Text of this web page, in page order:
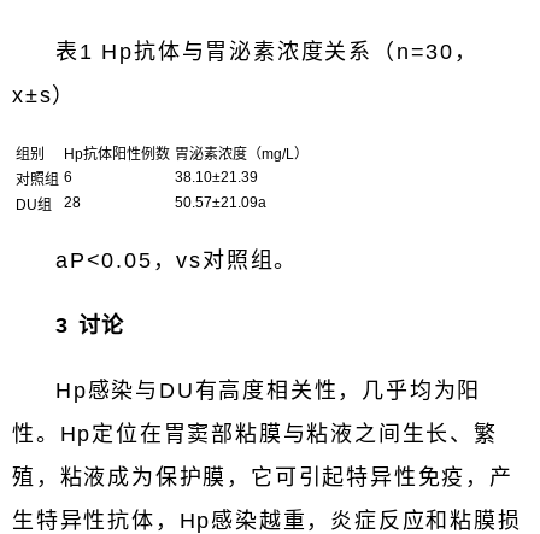
表1 Hp抗体与胃泌素浓度关系（n=30，
x±s）
组别 Hp抗体阳性例数 胃泌素浓度（mg/L）
对照组 6
38.10±21.39
DU组
28 50.57±21.09a
aP<0.05，vs对照组。
3 讨论
Hp感染与DU有高度相关性，几乎均为阳
性。Hp定位在胃窦部粘膜与粘液之间生长、繁
殖，粘液成为保护膜，它可引起特异性免疫，产
生特异性抗体，Hp感染越重，炎症反应和粘膜损